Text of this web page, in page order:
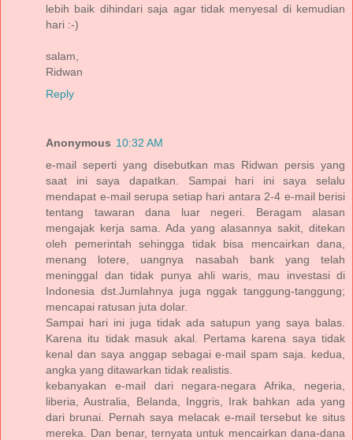
lebih baik dihindari saja agar tidak menyesal di kemudian
hari :-)
salam,
Ridwan
Reply
Anonymous 10:32 AM
e-mail seperti yang disebutkan mas Ridwan persis yang
saat ini saya dapatkan. Sampai hari ini saya selalu
mendapat e-mail serupa setiap hari antara 2-4 e-mail berisi
tentang tawaran dana luar negeri. Beragam alasan
mengajak kerja sama. Ada yang alasannya sakit, ditekan
oleh pemerintah sehingga tidak bisa mencairkan dana,
menang lotere, uangnya nasabah bank yang telah
meninggal dan tidak punya ahli waris, mau investasi di
Indonesia dst.Jumlahnya juga nggak tanggung-tanggung;
mencapai ratusan juta dolar.
Sampai hari ini juga tidak ada satupun yang saya balas.
Karena itu tidak masuk akal. Pertama karena saya tidak
kenal dan saya anggap sebagai e-mail spam saja. kedua,
angka yang ditawarkan tidak realistis.
kebanyakan e-mail dari negara-negara Afrika, negeria,
liberia, Australia, Belanda, Inggris, Irak bahkan ada yang
dari brunai. Pernah saya melacak e-mail tersebut ke situs
mereka. Dan benar, ternyata untuk mencairkan dana-dana